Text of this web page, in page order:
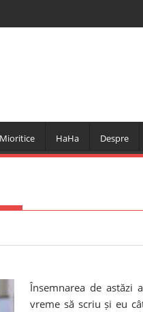
Mioritice HaHa Despre
Însemnarea de astăzi
vreme să scriu și eu